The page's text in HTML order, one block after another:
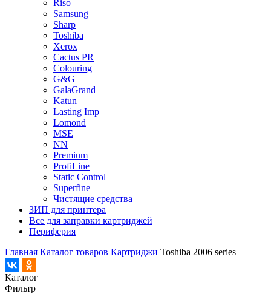
Riso
Samsung
Sharp
Toshiba
Xerox
Cactus PR
Colouring
G&G
GalaGrand
Katun
Lasting Imp
Lomond
MSE
NN
Premium
ProfiLine
Static Control
Superfine
Чистящие средства
ЗИП для принтера
Все для заправки картриджей
Периферия
Главная Каталог товаров Картриджи Toshiba 2006 series
Каталог
Фильтр